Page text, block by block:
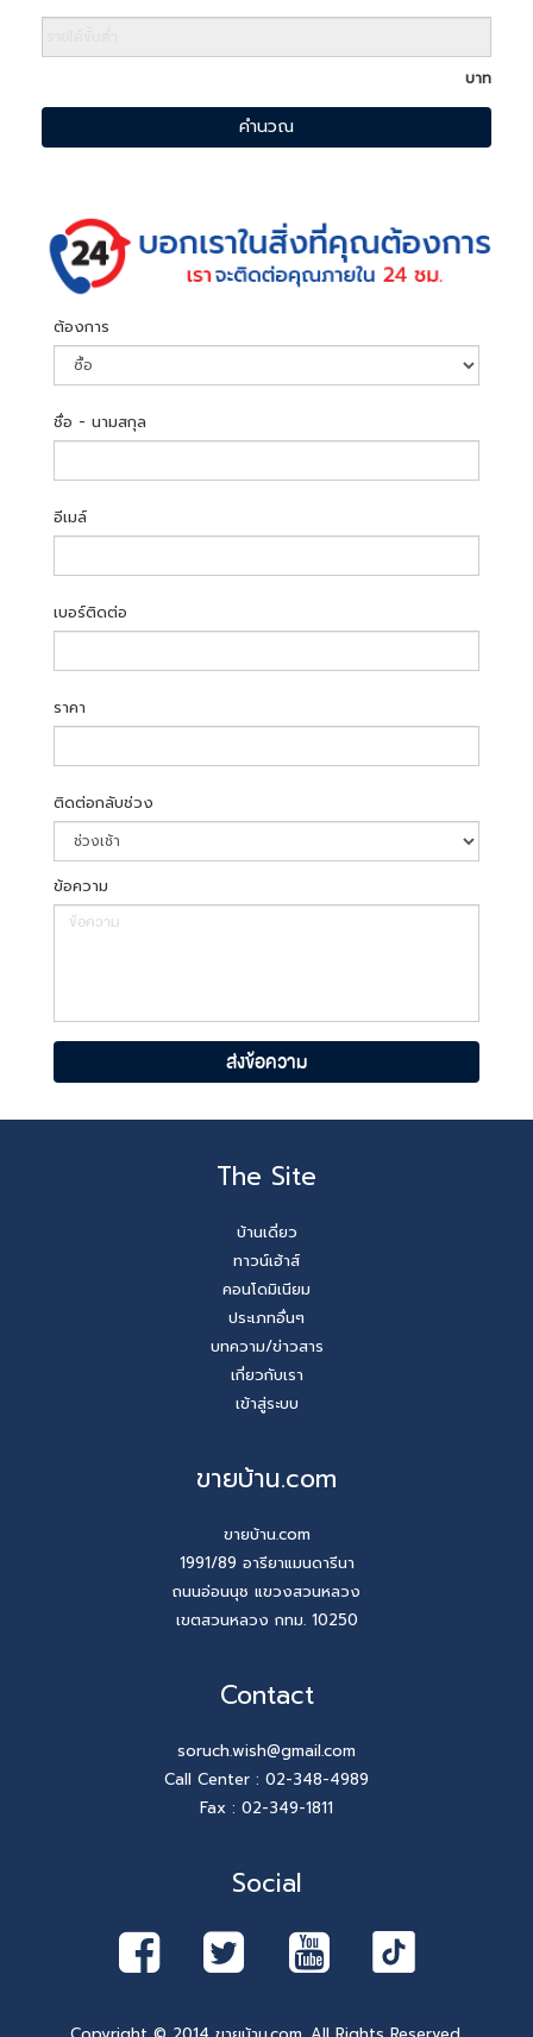
บาท
คำนวณ
ต้องการ
ชื่อ - นามสกุล
อีเมล์
เบอร์ติดต่อ
ราคา
ติดต่อกลับช่วง
ข้อความ
The Site
บ้านเดี่ยว
ทาวน์เฮ้าส์
คอนโดมิเนียม
ประเภทอื่นๆ
บทความ/ข่าวสาร
เกี่ยวกับเรา
เข้าสู่ระบบ
ขายบ้าน.com
ขายบ้าน.com
1991/89 อารียาแมนดารีนา
ถนนอ่อนนุช แขวงสวนหลวง
เขตสวนหลวง กทม. 10250
Contact
soruch.wish@gmail.com
Call Center : 02-348-4989
Fax : 02-349-1811
Social